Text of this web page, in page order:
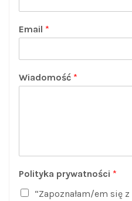
Email *
Wiadomość *
Polityka prywatności *
“Zapoznałam/em się z